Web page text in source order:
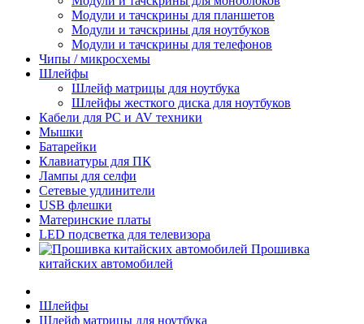
Модули и тачскрины для планшетов
Модули и тачскрины для ноутбуков
Модули и тачскрины для телефонов
Чипы / микросхемы
Шлейфы
Шлейф матрицы для ноутбука
Шлейфы жесткого диска для ноутбуков
Кабели для PC и AV техники
Мышки
Батарейки
Клавиатуры для ПК
Лампы для селфи
Сетевые удлинители
USB флешки
Материнские платы
LED подсветка для телевизора
Прошивка
китайских автомобилей
Шлейфы
Шлейф матрицы для ноутбука